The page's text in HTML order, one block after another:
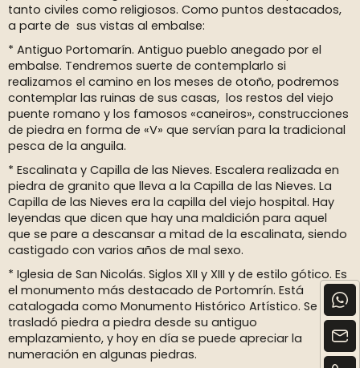
tanto civiles como religiosos. Como puntos destacados,
a parte de sus vistas al embalse:
* Antiguo Portomarín. Antiguo pueblo anegado por el
embalse. Tendremos suerte de contemplarlo si
realizamos el camino en los meses de otoño, podremos
contemplar las ruinas de sus casas, los restos del viejo
puente romano y los famosos «caneiros», construcciones
de piedra en forma de «V» que servían para la tradicional
pesca de la anguila.
* Escalinata y Capilla de las Nieves. Escalera realizada en
piedra de granito que lleva a la Capilla de las Nieves. La
Capilla de las Nieves era la capilla del viejo hospital. Hay
leyendas que dicen que hay una maldición para aquel
que se pare a descansar a mitad de la escalinata, siendo
castigado con varios años de mal sexo.
* Iglesia de San Nicolás. Siglos XII y XIII y de estilo gótico. Es
el monumento más destacado de Portomrín. Está
catalogada como Monumento Histórico Artístico. Se
trasladó piedra a piedra desde su antiguo
emplazamiento, y hoy en día se puede apreciar la
numeración en algunas piedras.